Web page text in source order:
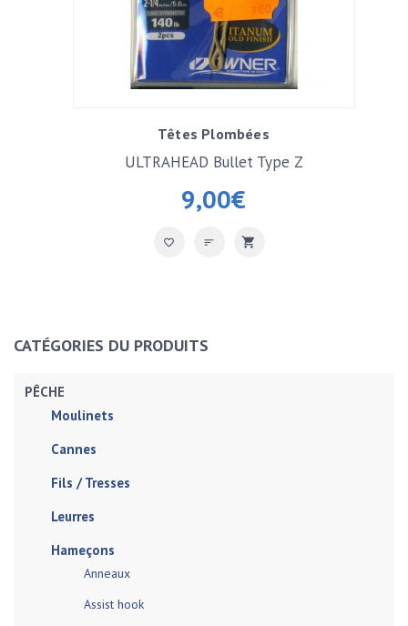
Têtes Plombées
9,00€
ULTRAHEAD Bullet Type Z
CATÉGORIES DU PRODUITS
PÊCHE
Moulinets
Cannes
Fils / Tresses
Leurres
Hameçons
Anneaux
Assist hook